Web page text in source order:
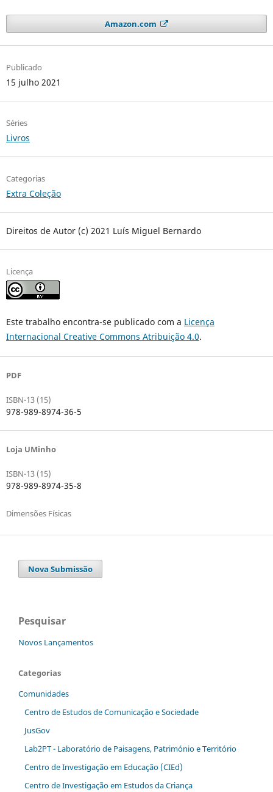
Amazon.com
Publicado
15 julho 2021
Séries
Livros
Categorias
Extra Coleção
Direitos de Autor (c) 2021 Luís Miguel Bernardo
Licença
Este trabalho encontra-se publicado com a Licença
Internacional Creative Commons Atribuição 4.0.
PDF
ISBN-13 (15)
978-989-8974-36-5
Loja UMinho
ISBN-13 (15)
978-989-8974-35-8
Dimensões Físicas
Nova Submissão
Pesquisar
Novos Lançamentos
Categorias
Comunidades
Centro de Estudos de Comunicação e Sociedade
JusGov
Lab2PT - Laboratório de Paisagens, Património e Território
Centro de Investigação em Educação (CIEd)
Centro de Investigação em Estudos da Criança